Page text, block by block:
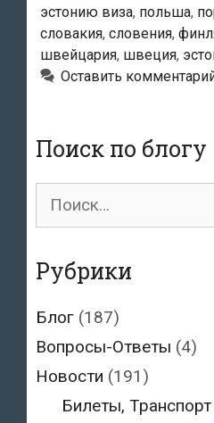
эстонию виза, польша,
словакия, словения,
швейцария, швеция,
Оставить
Поиск по блогу
Поиск
Рубрики
Блог (187)
Вопросы-Ответы (4)
Новости (191)
Билеты, Транспорт